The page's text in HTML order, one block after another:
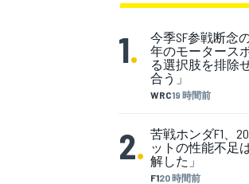
1.
WRC19 時間前
今季SF参戦断念
年のモータース
る選択肢を排除
合う」
2.
F120 時間前
苦戦ホンダF1、
ットの性能不足
解した」